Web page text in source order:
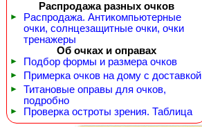
Распродажа разных очков
►
Распродажа. Антикомпьютерные
очки, солнцезащитные очки, очки
тренажеры
Об очках и оправах
► Подбор формы и размера очков
► Примерка очков на дому с доставкой
►
Титановые оправы для очков,
подробно
► Проверка остроты зрения. Таблица